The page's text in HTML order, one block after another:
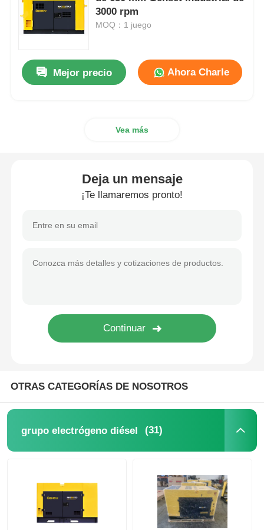
grupo electrógeno diésel
Conjunto de generadores de gasolina
Grupo electrógeno industrial
generador del uso en el hogar
Grupo electrógeno de soldadura
motor diesel del generador
3000 rpm
MOQ：1 juego
Mejor precio Ahora Charle
Vea más
Deja un mensaje
¡Te llamaremos pronto!
OTRAS CATEGORÍAS DE NOSOTROS
grupo electrógeno diésel (31)